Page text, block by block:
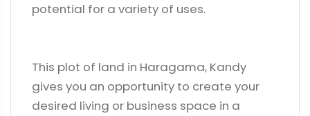
potential for a variety of uses.
This plot of land in Haragama, Kandy
gives you an opportunity to create your
desired living or business space in a